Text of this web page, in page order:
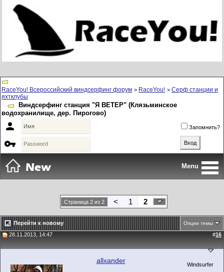
RaceYou! Всероссийский виндсерфинг форум > RaceYou! > Серф станции и
яхтклубы
Виндсерфинг станция "Я ВЕТЕР" (Клязьминское
водохранилище, дер. Пирогово)
 Запомнить?

Menu
Страница 2 из 2 < 1 2
Перейти к новому Опции темы
28.11.2013, 14:47 #16
allxander Windsurfer